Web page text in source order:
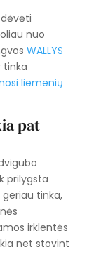
nuo
WALLYS
tinka
liemenių
pat
prilygsta
tinka,
irklentės
net stovint